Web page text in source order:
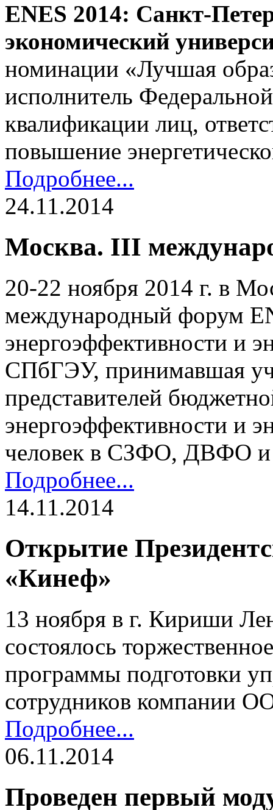
ENES 2014: Санкт-
экономический
номинации «Лучшая
исполнитель
квалификации лиц,
повышение
Подробнее...
24.11.2014
Москва. III
20-22 ноября 2014 г. в
международный форум
энергоэффективности и
СПбГЭУ, принимавшая
представителей
энергоэффективности и
человек в СЗФО, ДВФО
Подробнее...
14.11.2014
Открытие
«Кинеф»
13 ноября в г. Кириши
состоялось
программы подготовки
сотрудников компании
Подробнее...
06.11.2014
Проведен первый